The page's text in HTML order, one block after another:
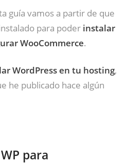
guía vamos a partir de que
para poder instalar
WooCommerce.
WordPress en tu hosting,
he publicado hace algún
para